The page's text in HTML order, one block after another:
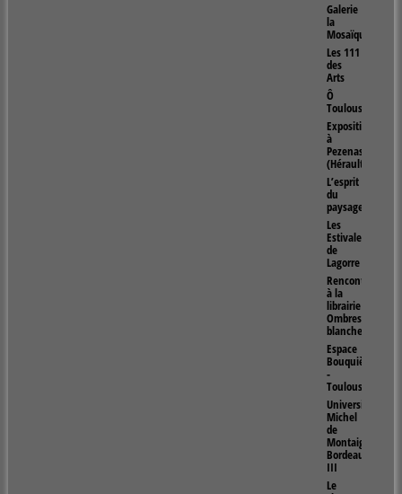
Galerie
la
Mosaïque
Les 111
des
Arts
Ô
Toulouse
Exposition
à
Pezenas
(Hérault)
L’esprit
du
paysage
Les
Estivales
de
Lagorre
Rencontre
à la
librairie
Ombres
blanches
Espace
Bouquières
-
Toulouse
Université
Michel
de
Montaigne
Bordeaux
III
Le